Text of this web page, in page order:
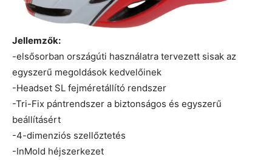
Jellemzők:
-elsősorban országúti használatra tervezett sisak az
egyszerű megoldások kedvelőinek
-Headset SL fejméretállító rendszer
-Tri-Fix pántrendszer a biztonságos és egyszerű
beállításért
-4-dimenziós szellőztetés
-InMold héjszerkezet